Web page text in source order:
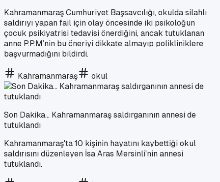
Kahramanmaraş Cumhuriyet Başsavcılığı, okulda silahlı
saldırıyı yapan fail için olay öncesinde iki psikoloğun
çocuk psikiyatrisi tedavisi önerdiğini, ancak tutuklanan
anne P.P.M’nin bu öneriyi dikkate almayıp polikliniklere
başvurmadığını bildirdi.
Kahramanmaraş okul
Son Dakika... Kahramanmaraş saldırganının annesi de
tutuklandı
Kahramanmaraş'ta 10 kişinin hayatını kaybettiği okul
saldırısını düzenleyen İsa Aras Mersinli'nin annesi
tutuklandı.